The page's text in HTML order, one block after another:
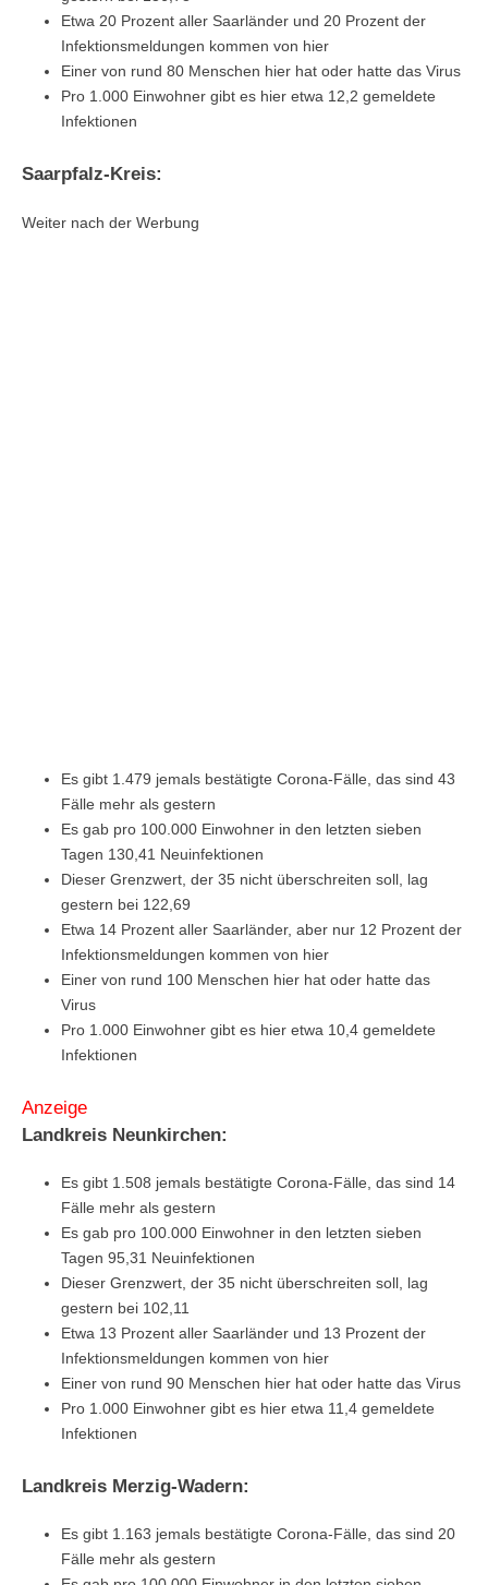
Etwa 20 Prozent aller Saarländer und 20 Prozent der
Infektionsmeldungen kommen von hier
Einer von rund 80 Menschen hier hat oder hatte das Virus
Pro 1.000 Einwohner gibt es hier etwa 12,2 gemeldete
Infektionen
Saarpfalz-Kreis:
Weiter nach der Werbung
Es gibt 1.479 jemals bestätigte Corona-Fälle, das sind 43
Fälle mehr als gestern
Es gab pro 100.000 Einwohner in den letzten sieben
Tagen 130,41 Neuinfektionen
Dieser Grenzwert, der 35 nicht überschreiten soll, lag
gestern bei 122,69
Etwa 14 Prozent aller Saarländer, aber nur 12 Prozent der
Infektionsmeldungen kommen von hier
Einer von rund 100 Menschen hier hat oder hatte das
Virus
Pro 1.000 Einwohner gibt es hier etwa 10,4 gemeldete
Infektionen
Anzeige
Landkreis Neunkirchen:
Es gibt 1.508 jemals bestätigte Corona-Fälle, das sind 14
Fälle mehr als gestern
Es gab pro 100.000 Einwohner in den letzten sieben
Tagen 95,31 Neuinfektionen
Dieser Grenzwert, der 35 nicht überschreiten soll, lag
gestern bei 102,11
Etwa 13 Prozent aller Saarländer und 13 Prozent der
Infektionsmeldungen kommen von hier
Einer von rund 90 Menschen hier hat oder hatte das Virus
Pro 1.000 Einwohner gibt es hier etwa 11,4 gemeldete
Infektionen
Landkreis Merzig-Wadern:
Es gibt 1.163 jemals bestätigte Corona-Fälle, das sind 20
Fälle mehr als gestern